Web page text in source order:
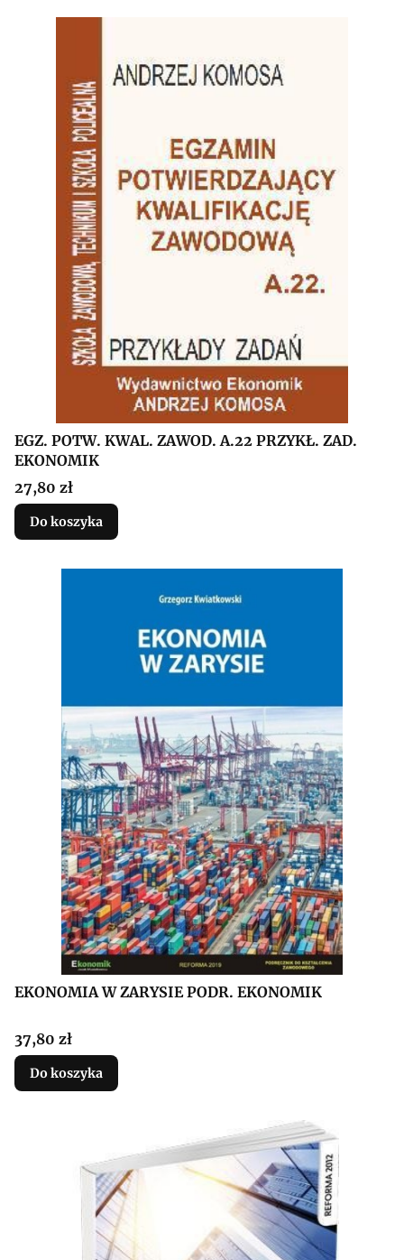
EGZ. POTW. KWAL. ZAWOD. A.22 PRZYKŁ. ZAD.
EKONOMIK
Cena
27,80 zł
Do koszyka
EKONOMIA W ZARYSIE PODR. EKONOMIK
Cena
37,80 zł
Do koszyka